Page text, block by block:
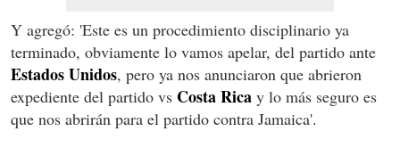
Y agregó: 'Este es un procedimiento disciplinario ya
terminado, obviamente lo vamos apelar, del partido ante
Estados Unidos, pero ya nos anunciaron que abrieron
expediente del partido vs Costa Rica y lo más seguro es
que nos abrirán para el partido contra Jamaica'.